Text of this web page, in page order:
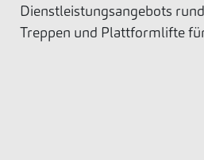
Dienstleistungsangebots
Treppen und Plattformlifte